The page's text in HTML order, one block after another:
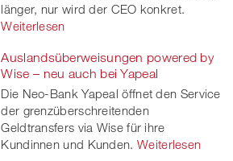
länger, nur wird der CEO konkret.
Weiterlesen
Auslandsüberweisungen powered by
Wise – neu auch bei Yapeal
Die Neo-Bank Yapeal öffnet den Service
der grenzüberschreitenden
Geldtransfers via Wise für ihre
Kundinnen und Kunden. Weiterlesen